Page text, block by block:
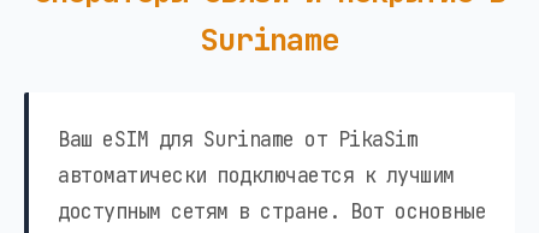
Suriname
Ваш eSIM для Suriname от PikaSim
автоматически подключается к лучшим
доступным сетям в стране. Вот основные